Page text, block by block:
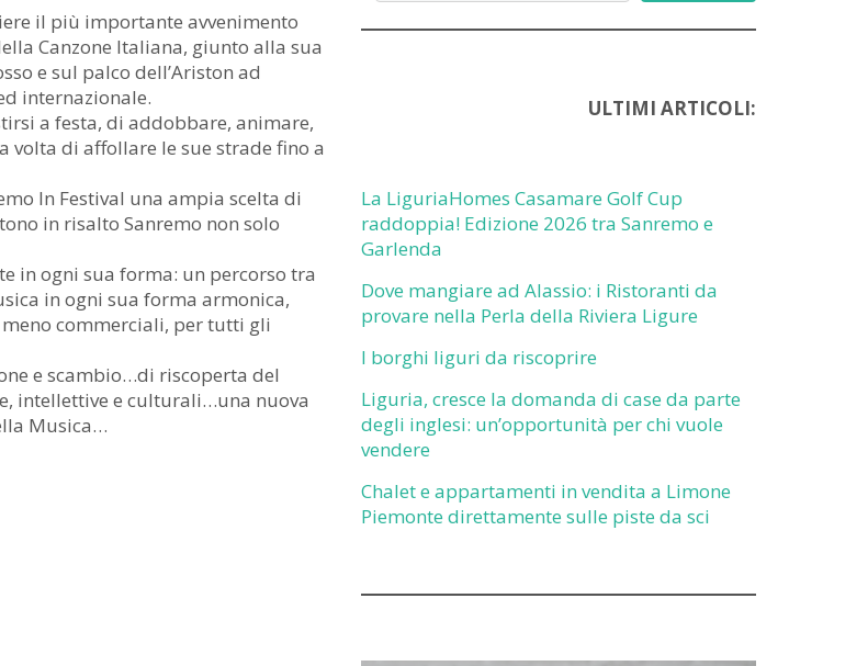
il più importante avvenimento
Canzone Italiana, giunto alla sua
e sul palco dell’Ariston ad
internazionale.
a festa, di addobbare, animare,
volta di affollare le sue strade fino a
In Festival una ampia scelta di
in risalto Sanremo non solo
in ogni sua forma: un percorso tra
in ogni sua forma armonica,
commerciali, per tutti gli
e scambio…di riscoperta del
intellettive e culturali…una nuova
Musica…
ULTIMI ARTICOLI:
La LiguriaHomes Casamare Golf Cup
raddoppia! Edizione 2026 tra Sanremo e
Garlenda
Dove mangiare ad Alassio: i Ristoranti da
provare nella Perla della Riviera Ligure
I borghi liguri da riscoprire
Liguria, cresce la domanda di case da parte
degli inglesi: un’opportunità per chi vuole
vendere
Chalet e appartamenti in vendita a Limone
Piemonte direttamente sulle piste da sci